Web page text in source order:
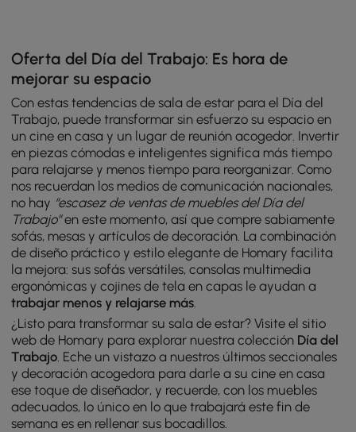
Oferta del Día del Trabajo: Es hora de
mejorar su espacio
Con estas tendencias de sala de estar para el Día del
Trabajo, puede transformar sin esfuerzo su espacio en
un cine en casa y un lugar de reunión acogedor. Invertir
en piezas cómodas e inteligentes significa más tiempo
para relajarse y menos tiempo para reorganizar. Como
nos recuerdan los medios de comunicación nacionales,
no hay “escasez de ventas de muebles del Día del
Trabajo”en este momento, así que compre sabiamente
sofás, mesas y artículos de decoración. La combinación
de diseño práctico y estilo elegante de Homary facilita
la mejora: sus sofás versátiles, consolas multimedia
ergonómicas y cojines de tela en capas le ayudan a
trabajar menos y relajarse más
¿Listo para transformar su sala de estar? Visite el sitio
web de Homary para explorar nuestra colección Día del
Trabajo . Eche un vistazo a nuestros últimos seccionales
y decoración acogedora para darle a su cine en casa
ese toque de diseñador, y recuerde, con los muebles
adecuados, lo único en lo que trabajará este fin de
semana es en rellenar sus bocadillos.